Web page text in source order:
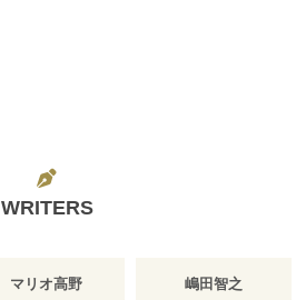
WRITERS
マリオ高野 嶋田智之